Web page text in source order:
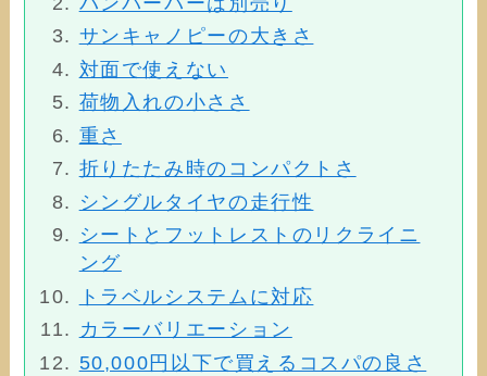
サンキャノピーの大きさ
対面で使えない
荷物入れの小ささ
重さ
折りたたみ時のコンパクトさ
シングルタイヤの走行性
シートとフットレストのリクライニ
ング
トラベルシステムに対応
カラーバリエーション
50,000円以下で買えるコスパの良さ